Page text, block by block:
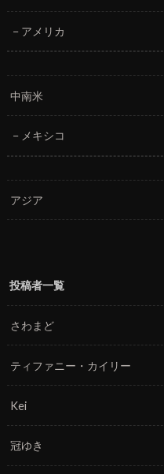
アメリカ
中南米
メキシコ
アジア
投稿者一覧
さわまど
ティファニー・カイリー
Kei
冠ゆき